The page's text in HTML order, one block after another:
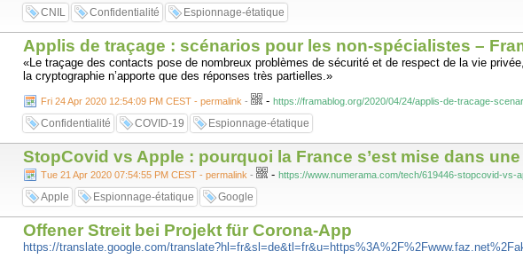
CNIL Confidentialité Espionnage-étatique
Applis de traçage : scénarios pour les non-spécialistes –
«Le traçage des contacts pose de nombreux problèmes de sécurité et de respect de la vie
la cryptographie n’apporte que des réponses très partielles.»
Fri 24 Apr 2020 12:54:09 PM CEST - permalink - - https://framablog.org/2020/04/24/applis-de-tracage-
Confidentialité COVID-19 Espionnage-étatique
StopCovid vs Apple : pourquoi la France s’est mise dans
Tue 21 Apr 2020 07:54:55 PM CEST - permalink - - https://www.numerama.com/tech/619446-stopcovid-
Apple Espionnage-étatique Google
Offener Streit bei Projekt für Corona-App
https://translate.google.com/